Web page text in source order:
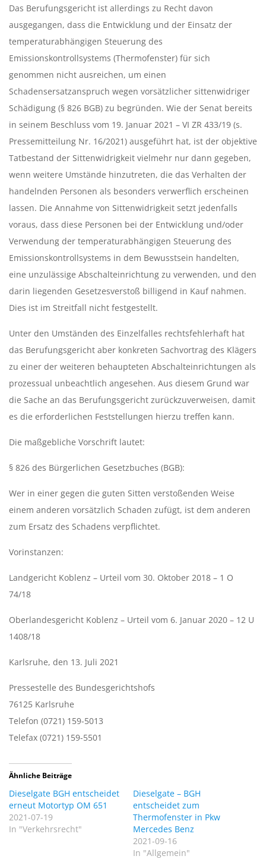
Das Berufungsgericht ist allerdings zu Recht davon
ausgegangen, dass die Entwicklung und der Einsatz der
temperaturabhängigen Steuerung des
Emissionskontrollsystems (Thermofenster) für sich
genommen nicht ausreichen, um einen
Schadensersatzanspruch wegen vorsätzlicher sittenwidriger
Schädigung (§ 826 BGB) zu begründen. Wie der Senat bereits
in seinem Beschluss vom 19. Januar 2021 – VI ZR 433/19 (s.
Pressemitteilung Nr. 16/2021) ausgeführt hat, ist der objektive
Tatbestand der Sittenwidrigkeit vielmehr nur dann gegeben,
wenn weitere Umstände hinzutreten, die das Verhalten der
handelnden Personen als besonders verwerflich erscheinen
lassen. Die Annahme von Sittenwidrigkeit setzt jedenfalls
voraus, dass diese Personen bei der Entwicklung und/oder
Verwendung der temperaturabhängigen Steuerung des
Emissionskontrollsystems in dem Bewusstsein handelten,
eine unzulässige Abschalteinrichtung zu verwenden, und den
darin liegenden Gesetzesverstoß billigend in Kauf nahmen.
Dies ist im Streitfall nicht festgestellt.
Unter den Umständen des Einzelfalles rechtsfehlerhaft hat
das Berufungsgericht aber konkreten Sachvortrag des Klägers
zu einer der weiteren behaupteten Abschalteinrichtungen als
prozessual unbeachtlich angesehen. Aus diesem Grund war
die Sache an das Berufungsgericht zurückzuverweisen, damit
es die erforderlichen Feststellungen hierzu treffen kann.
Die maßgebliche Vorschrift lautet:
§ 826 des Bürgerlichen Gesetzbuches (BGB):
Wer in einer gegen die guten Sitten verstoßenden Weise
einem anderen vorsätzlich Schaden zufügt, ist dem anderen
zum Ersatz des Schadens verpflichtet.
Vorinstanzen:
Landgericht Koblenz – Urteil vom 30. Oktober 2018 – 1 O
74/18
Oberlandesgericht Koblenz – Urteil vom 6. Januar 2020 – 12 U
1408/18
Karlsruhe, den 13. Juli 2021
Pressestelle des Bundesgerichtshofs
76125 Karlsruhe
Telefon (0721) 159-5013
Telefax (0721) 159-5501
Ähnliche Beiträge
Dieselgate BGH entscheidet
erneut Motortyp OM 651
2021-07-19
In "Verkehrsrecht"
Dieselgate – BGH
entscheidet zum
Thermofenster in Pkw
Mercedes Benz
2021-09-16
In "Allgemein"